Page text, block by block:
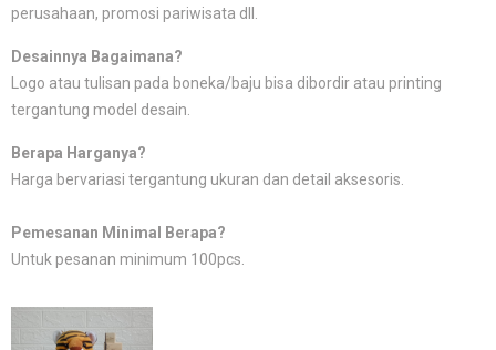
perusahaan, promosi pariwisata dll.
Desainnya Bagaimana?
Logo atau tulisan pada boneka/baju bisa dibordir atau printing
tergantung model desain.
Berapa Harganya?
Harga bervariasi tergantung ukuran dan detail aksesoris.
Pemesanan Minimal Berapa?
Untuk pesanan minimum 100pcs.